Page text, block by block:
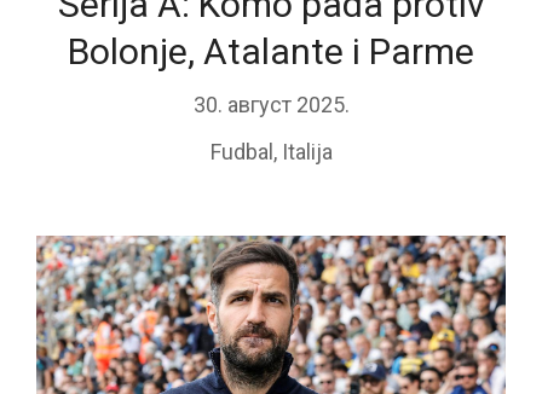
Bolonje, Atalante i Parme
30. август 2025.
Fudbal , Italija